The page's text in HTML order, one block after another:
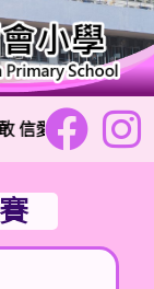
信愛勤誠